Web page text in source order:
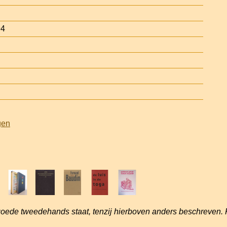
tweedehands staat, tenzij hierboven anders